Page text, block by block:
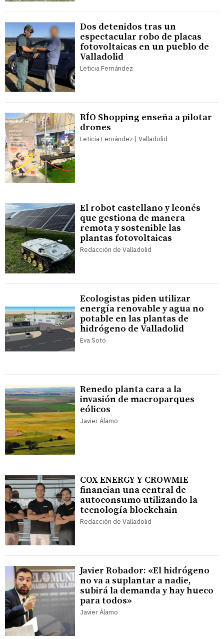
Dos detenidos tras un
espectacular robo de placas
fotovoltaicas en un pueblo de
Valladolid
Leticia Fernández
RÍO Shopping enseña a pilotar
drones
Leticia Fernández | Valladolid
El robot castellano y leonés
que gestiona de manera
remota y sostenible las
plantas fotovoltaicas
Redacción de Valladolid
Ecologistas piden utilizar
energía renovable y agua no
potable en las plantas de
hidrógeno de Valladolid
Eva Soto
Renedo planta cara a la
invasión de macroparques
eólicos
Javier Álamo
COX ENERGY Y CROWMIE
financian una central de
autoconsumo utilizando la
tecnología blockchain
Redacción de Valladolid
Javier Robador: «El hidrógeno
no va a suplantar a nadie,
subirá la demanda y hay hueco
para todos»
Javier Álamo